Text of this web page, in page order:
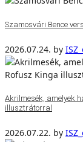
Szamosvári Bence
2026.07.24. by
Akrilmesék, amelyek
illusztrátorral
2026.07.22. by